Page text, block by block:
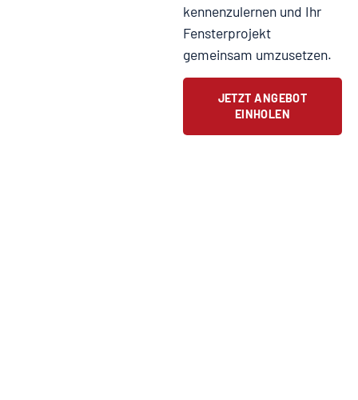
kennenzulernen und Ihr
Fensterprojekt
gemeinsam umzusetzen.
JETZT ANGEBOT
EINHOLEN